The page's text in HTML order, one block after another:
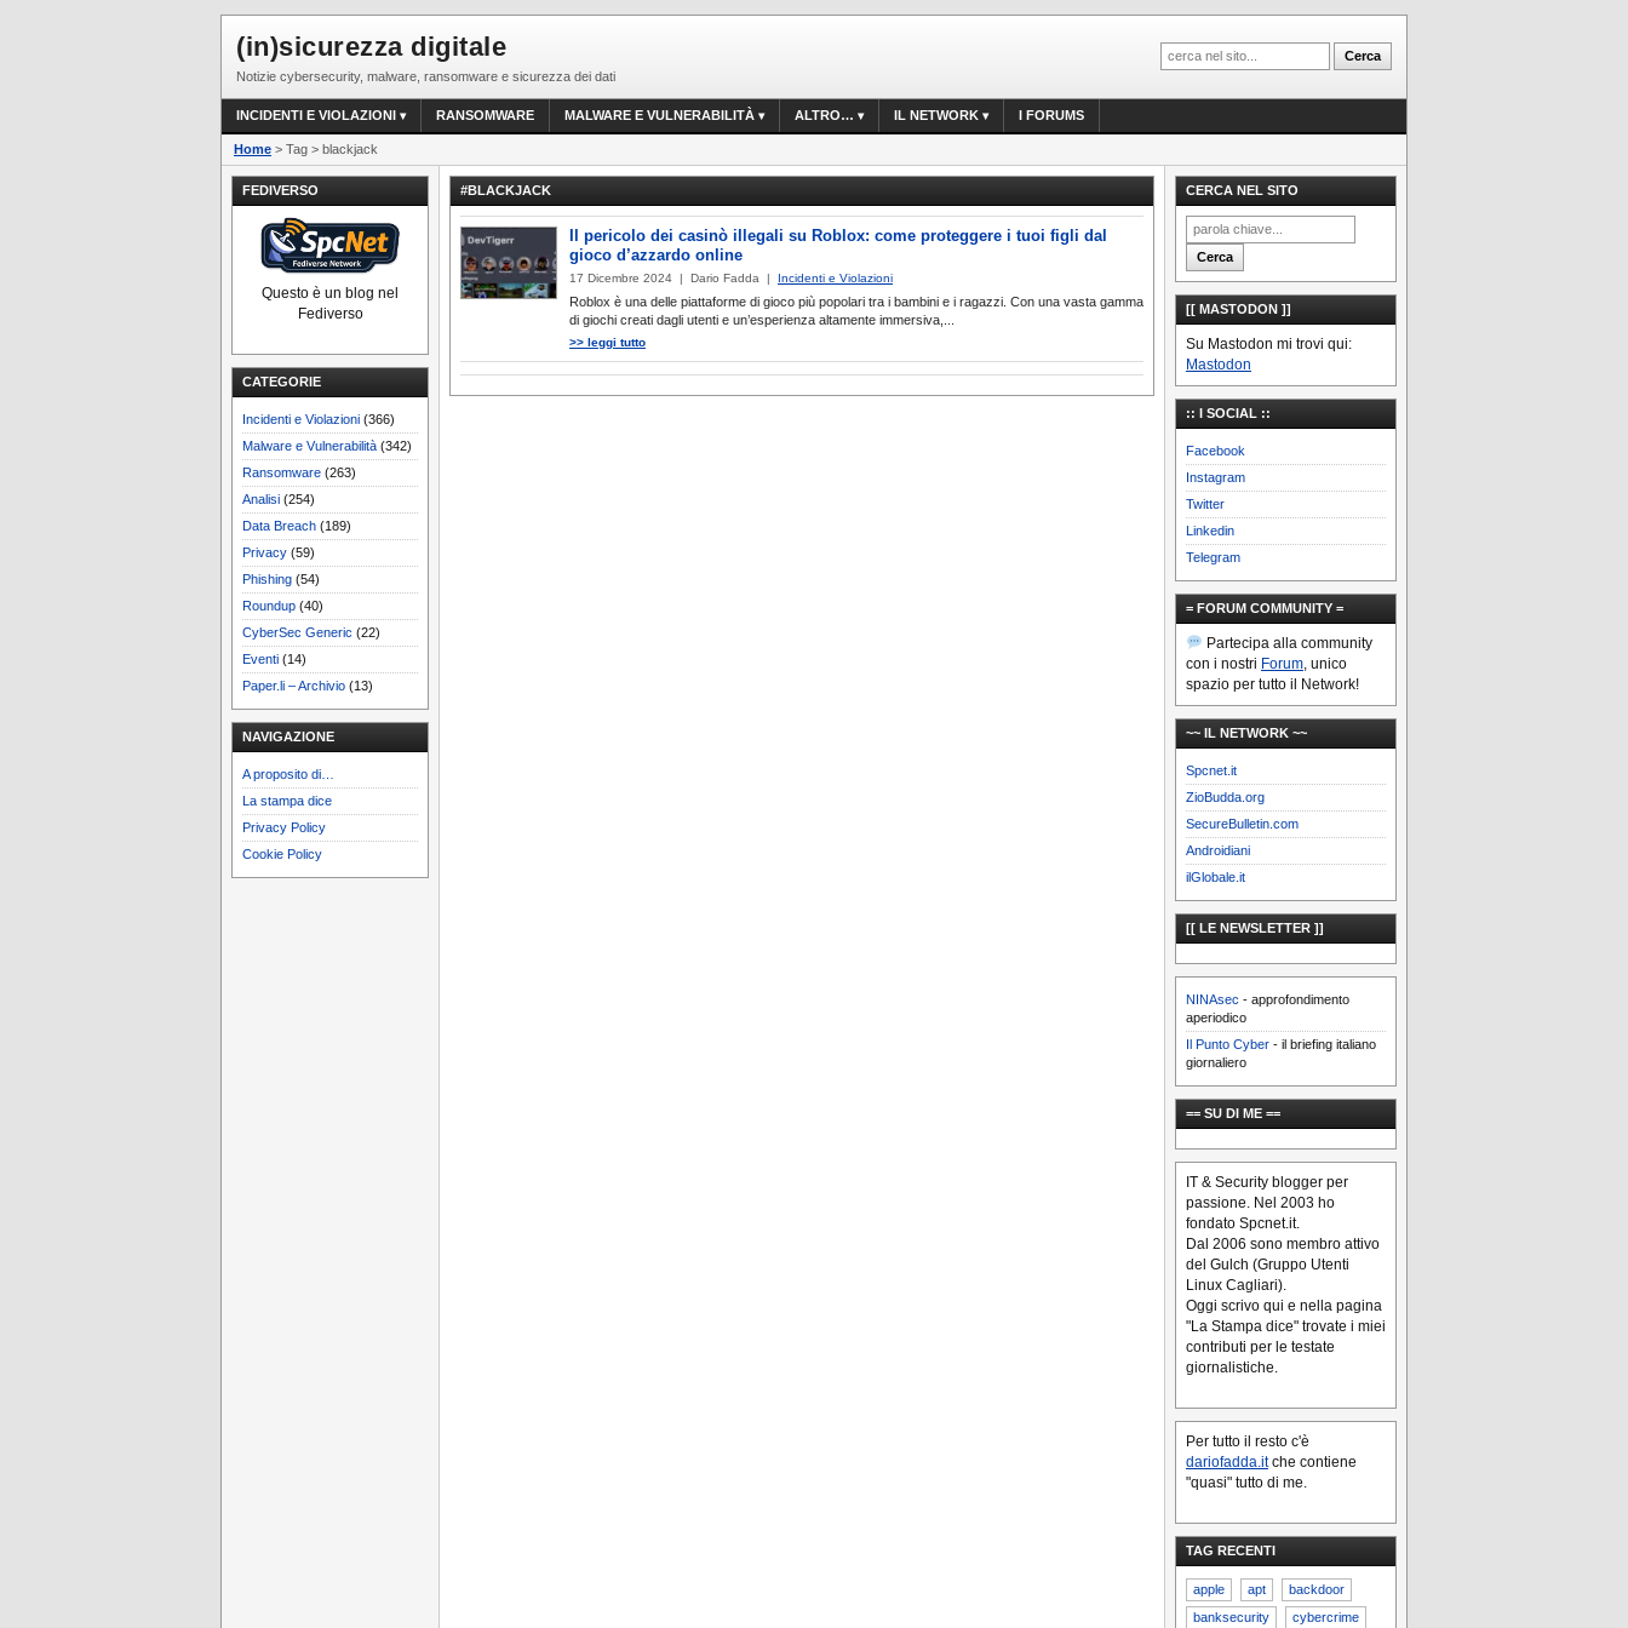
(in)sicurezza digitale
Notizie cybersecurity, malware, ransomware e sicurezza dei dati
INCIDENTI E VIOLAZIONI RANSOMWARE MALWARE E VULNERABILITÀ ALTRO… IL NETWORK I FORUMS
Home > Tag > blackjack
FEDIVERSO
Questo è un blog nel
Fediverso
CATEGORIE
Incidenti e Violazioni (366)
Malware e Vulnerabilità (342)
Ransomware (263)
Analisi (254)
Data Breach (189)
Privacy (59)
Phishing (54)
Roundup (40)
CyberSec Generic (22)
Eventi (14)
Paper.li – Archivio (13)
NAVIGAZIONE
A proposito di…
La stampa dice
Privacy Policy
Cookie Policy
#BLACKJACK
Il pericolo dei casinò illegali su Roblox: come proteggere i tuoi figli dal
gioco d’azzardo online
17 Dicembre 2024 | Dario Fadda | Incidenti e Violazioni
Roblox è una delle piattaforme di gioco più popolari tra i bambini e i ragazzi. Con una vasta gamma
di giochi creati dagli utenti e un’esperienza altamente immersiva,...
>> leggi tutto
CERCA NEL SITO
[[ MASTODON ]]
Su Mastodon mi trovi qui:
Mastodon
:: I SOCIAL ::
Facebook
Instagram
Twitter
Linkedin
Telegram
= FORUM COMMUNITY =
Partecipa alla community
con i nostri Forum, unico
spazio per tutto il Network!
~~ IL NETWORK ~~
Spcnet.it
ZioBudda.org
SecureBulletin.com
Androidiani
ilGlobale.it
[[ LE NEWSLETTER ]]
NINAsec - approfondimento
aperiodico
Il Punto Cyber - il briefing italiano
giornaliero
== SU DI ME ==
IT & Security blogger per
passione. Nel 2003 ho
fondato Spcnet.it.
Dal 2006 sono membro attivo
del Gulch (Gruppo Utenti
Linux Cagliari).
Oggi scrivo qui e nella pagina
"La Stampa dice" trovate i miei
contributi per le testate
giornalistiche.
Per tutto il resto c'è
dariofadda.itche contiene
"quasi" tutto di me.
TAG RECENTI
apple apt
backdoor
banksecurity
cybercrime